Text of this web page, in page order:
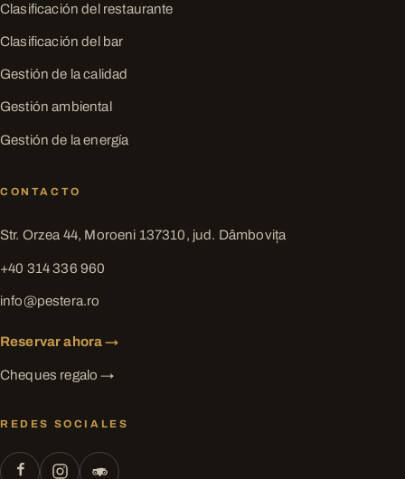
Clasificación del restaurante
Clasificación del bar
Gestión de la calidad
Gestión ambiental
Gestión de la energía
CONTACTO
Str. Orzea 44, Moroeni 137310, jud. Dâmbovița
+40 314 336 960
info@pestera.ro
Reservar ahora →
Cheques regalo →
REDES SOCIALES